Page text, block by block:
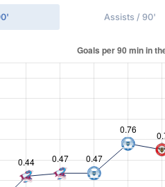
Assists / 90'